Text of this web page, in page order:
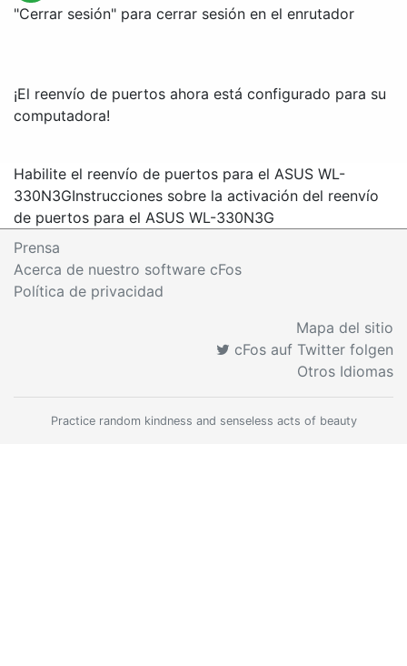
"Cerrar sesión" para cerrar sesión en el enrutador
¡El reenvío de puertos ahora está configurado para su
computadora!
Habilite el reenvío de puertos para el ASUS WL-
330N3GInstrucciones sobre la activación del reenvío
de puertos para el ASUS WL-330N3G
Prensa
Acerca de nuestro software cFos
Política de privacidad
Mapa del sitio
cFos auf Twitter folgen
Otros Idiomas
Practice random kindness and senseless acts of beauty